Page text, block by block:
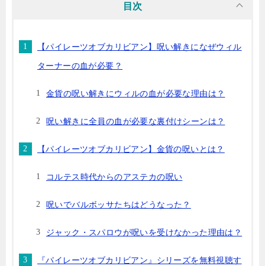
目次
【パイレーツオブカリビアン】呪い解きになぜウィル
ターナーの血が必要？
金貨の呪い解きにウィルの血が必要な理由は？
呪い解きに全員の血が必要な裏付けシーンは？
【パイレーツオブカリビアン】金貨の呪いとは？
コルテス時代からのアステカの呪い
呪いでバルボッサたちはどうなった？
ジャック・スパロウが呪いを受けなかった理由は？
『パイレーツオブカリビアン』シリーズを無料視聴す